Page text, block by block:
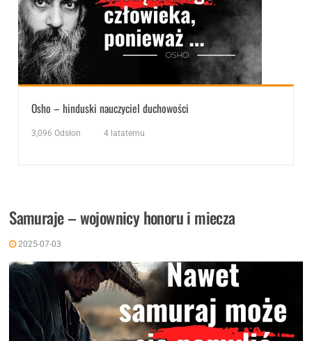
Osho – hinduski nauczyciel duchowości
3,096 Odsłon 4 latatemu
Samuraje – wojownicy honoru i miecza
2025-07-03